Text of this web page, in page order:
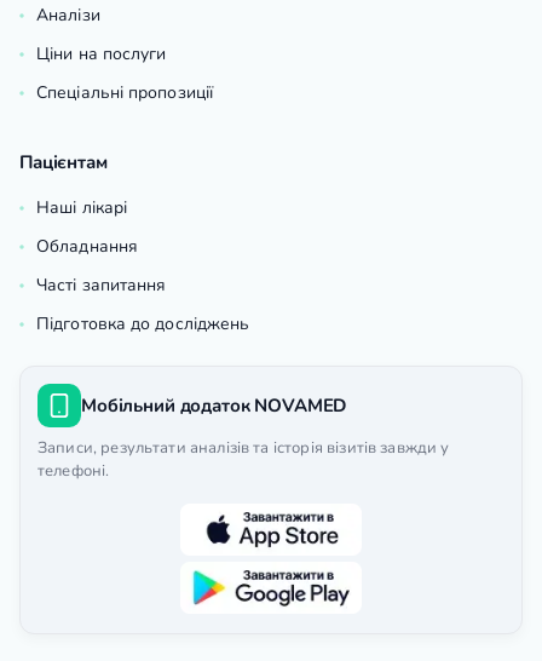
Аналізи
Ціни на послуги
Спеціальні пропозиції
Пацієнтам
Наші лікарі
Обладнання
Часті запитання
Підготовка до досліджень
Мобільний додаток NOVAMED
Записи, результати аналізів та історія візитів завжди у
телефоні.